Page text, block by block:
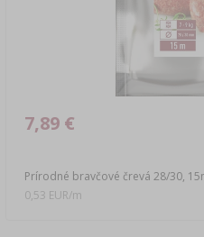
Prírodné bravčové črevá 28/30,
7,89 €
0,53 EUR/m